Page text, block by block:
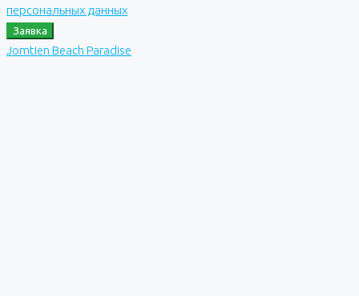
персональных данных
Заявка
Jomtien Beach Paradise